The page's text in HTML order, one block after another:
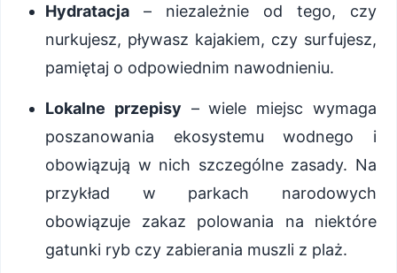
Hydratacja – niezależnie od tego, czy
nurkujesz, pływasz kajakiem, czy surfujesz,
pamiętaj o odpowiednim nawodnieniu.
Lokalne przepisy – wiele miejsc wymaga
poszanowania ekosystemu wodnego i
obowiązują w nich szczególne zasady. Na
przykład w parkach narodowych
obowiązuje zakaz polowania na niektóre
gatunki ryb czy zabierania muszli z plaż.